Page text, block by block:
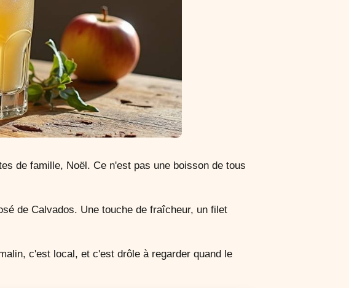
de famille, Noël. Ce n'est pas une boisson de tous
de Calvados. Une touche de fraîcheur, un filet
c'est local, et c'est drôle à regarder quand le